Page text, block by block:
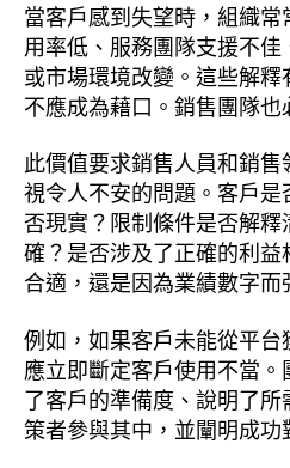
當客戶感到失望時，組織
用率低、服務團隊支援不佳
或市場環境改變。這些解
不應成為藉口。銷售團隊也
此價值要求銷售人員和銷
視令人不安的問題。客戶
否現實？限制條件是否解
確？是否涉及了正確的利
合適，還是因為業績數字而
例如，如果客戶未能從平
應立即斷定客戶使用不當
了客戶的準備度、說明了
策者參與其中，並闡明成功